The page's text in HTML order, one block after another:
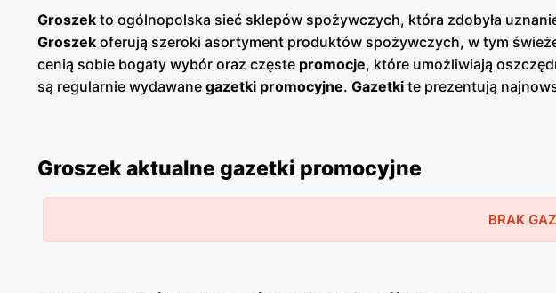
Groszek to ogólnopolska sieć sklepów spożywczych, która zdobyła
Groszek oferują szeroki asortyment produktów spożywczych, w tym
cenią sobie bogaty wybór oraz częste promocje, które umożliwiają
są regularnie wydawane gazetki promocyjne. Gazetki te prezentują
planować swoje zakupy i korzystać z wyjątkowych okazji cenowych.
od lokalnych dostawców. Dzięki temu Groszekzdobyła lojalność wielu
jakością, a szeroki asortyment obejmuje zarówno popularne marki, jak i
innowacyjność i ciągłe udoskonalanie swojej oferty, aby sprostać
Groszek aktualne gazetki promocyjne
BRAK